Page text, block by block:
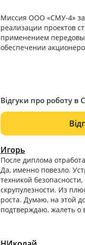
Миссия ООО «СМУ-4»
реализации проектов
применением
обеспечении
акционеров
нефтегазового
Відгуки про роботу в
Игорь
После диплома
Да, именно повезло.
техникой
скрупулезности. Из
роста. Думаю, на этой
подтверждаю, жалеть о